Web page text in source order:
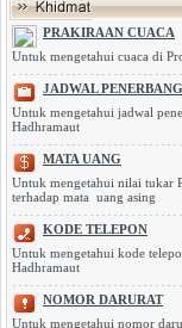
PRAKIRAAN CUACA
Untuk mengetahui cuaca di
JADWAL
Untuk mengetahui jadwal
Hadhramaut
MATA UANG
Untuk mengetahui nilai tukar
terhadap mata uang asing
KODE TELEPON
Untuk mengetahui kode
Hadhramaut
NOMOR DARURAT
Untuk mengetahui nomor